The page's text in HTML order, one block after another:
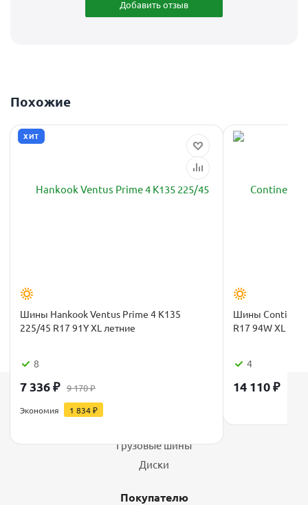
Добавить отзыв
Похожие
ХИТ
Шины Hankook Ventus Prime 4 K135
225/45 R17 91Y XL летние
8
7 336₽ 9 170₽
Экономия 1 834₽
Шины
R17 94W XL FR
4
14 110₽
Грузовые шины
Диски
Покупателю